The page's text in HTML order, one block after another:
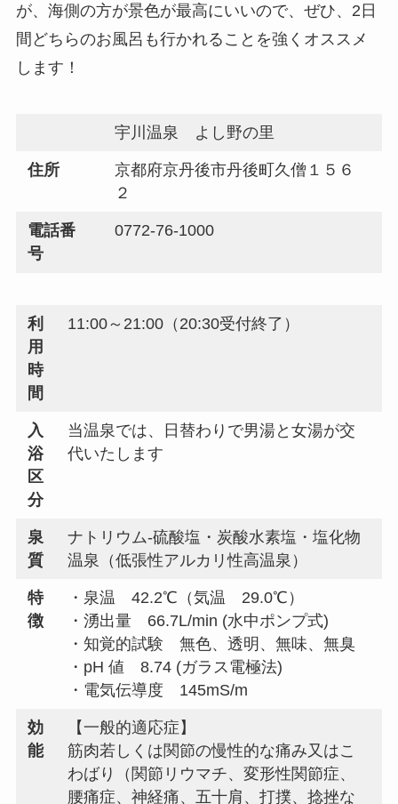
が、海側の方が景色が最高にいいので、ぜひ、2日
間どちらのお風呂も行かれることを強くオススメ
します！
宇川温泉 よし野の里
住所
京都府京丹後市丹後町久僧１５６
２
電話番
号
0772-76-1000
利
用
時
間
11:00～21:00（20:30受付終了）
入
浴
区
分
当温泉では、日替わりで男湯と女湯が交
代いたします
泉
質
ナトリウム-硫酸塩・炭酸水素塩・塩化物
温泉（低張性アルカリ性高温泉）
特
徴
・泉温 42.2℃（気温 29.0℃）
・湧出量 66.7L/min (水中ポンプ式)
・知覚的試験 無色、透明、無味、無臭
・pH 値 8.74 (ガラス電極法)
・電気伝導度 145mS/m
効
能
【一般的適応症】
筋肉若しくは関節の慢性的な痛み又はこ
わばり（関節リウマチ、変形性関節症、
腰痛症、神経痛、五十肩、打撲、捻挫な